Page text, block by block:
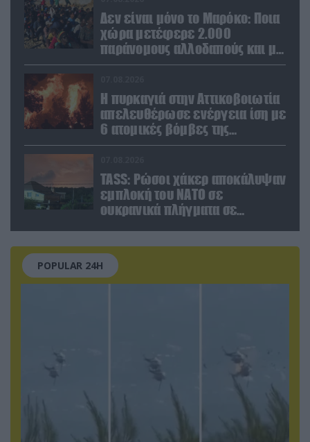
Δεν είναι μόνο το Μαρόκο: Ποια
χώρα μετέφερε 2.000
παράνομους αλλοδαπούς και με
ναρκωτικά στην Ισπανία
Η πυρκαγιά στην Αττικοβοιωτία
απελευθέρωσε ενέργεια ίση με
6 ατομικές βόμβες της
Χιροσίμα!
TASS: Ρώσοι χάκερ αποκάλυψαν
εμπλοκή του ΝΑΤΟ σε
ουκρανικά πλήγματα σε
POPULAR 24H